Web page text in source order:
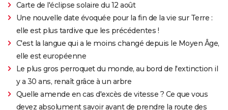
Carte de l'éclipse solaire du 12 août
Une nouvelle date évoquée pour la fin de la vie sur Terre :
elle est plus tardive que les précédentes !
C'est la langue qui a le moins changé depuis le Moyen Âge,
elle est européenne
Le plus gros perroquet du monde, au bord de l'extinction il
y a 30 ans, renaît grâce à un arbre
Quelle amende en cas d'excès de vitesse ? Ce que vous
devez absolument savoir avant de prendre la route des